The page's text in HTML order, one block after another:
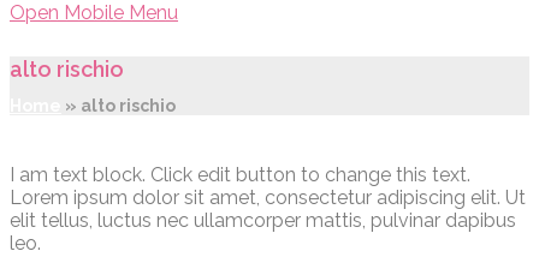
Open Mobile Menu
alto rischio
» alto rischio
I am text block. Click edit button to change this text.
Lorem ipsum dolor sit amet, consectetur adipiscing elit. Ut
elit tellus, luctus nec ullamcorper mattis, pulvinar dapibus
leo.